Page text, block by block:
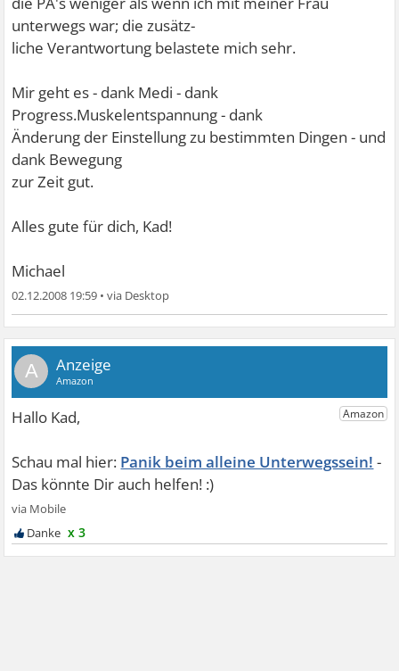
unterwegs war; die zusätz-
liche Verantwortung belastete mich sehr.
Mir geht es - dank Medi - dank
Progress.Muskelentspannung - dank
Änderung der Einstellung zu bestimmten Dingen - und
dank Bewegung
zur Zeit gut.
Alles gute für dich, Kad!
Michael
02.12.2008 19:59 •
A
Panik beim alleine Unterwegssein!
x 3